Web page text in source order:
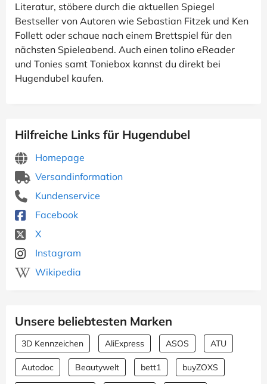
Literatur, stöbere durch die aktuellen Spiegel
Bestseller von Autoren wie Sebastian Fitzek und Ken
Follett oder schaue nach einem Brettspiel für den
nächsten Spieleabend. Auch einen tolino eReader
und Tonies samt Toniebox kannst du direkt bei
Hugendubel kaufen.
Hilfreiche Links für Hugendubel
Homepage
Versandinformation
Kundenservice
Facebook
X
Instagram
Wikipedia
Unsere beliebtesten Marken
3D Kennzeichen AliExpress ASOS ATU
Autodoc Beautywelt bett1 buyZOXS